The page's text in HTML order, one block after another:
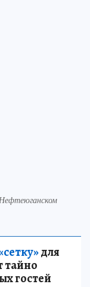
для
тайно
гостей